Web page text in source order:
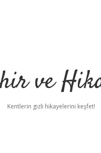
ve
Kentlerin gizli hikayelerini keşfet!